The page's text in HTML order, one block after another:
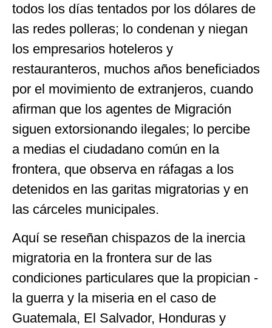
todos los días tentados por los dólares de
las redes polleras; lo condenan y niegan
los empresarios hoteleros y
restauranteros, muchos años beneficiados
por el movimiento de extranjeros, cuando
afirman que los agentes de Migración
siguen extorsionando ilegales; lo percibe
a medias el ciudadano común en la
frontera, que observa en ráfagas a los
detenidos en las garitas migratorias y en
las cárceles municipales.
Aquí se reseñan chispazos de la inercia
migratoria en la frontera sur de las
condiciones particulares que la propician -
la guerra y la miseria en el caso de
Guatemala, El Salvador, Honduras y